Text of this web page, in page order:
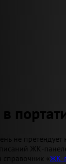
в
не
ЖК-
справочник «ЖК-